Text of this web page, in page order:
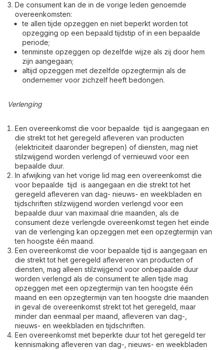
De consument kan de in de vorige leden genoemde
overeenkomsten:
te allen tijde opzeggen en niet beperkt worden tot
opzegging op een bepaald tijdstip of in een bepaalde
periode;
tenminste opzeggen op dezelfde wijze als zij door hem
zijn aangegaan;
altijd opzeggen met dezelfde opzegtermijn als de
ondernemer voor zichzelf heeft bedongen.
Verlenging
Een overeenkomst die voor bepaalde tijd is aangegaan en
die strekt tot het geregeld afleveren van producten
(elektriciteit daaronder begrepen) of diensten, mag niet
stilzwijgend worden verlengd of vernieuwd voor een
bepaalde duur.
In afwijking van het vorige lid mag een overeenkomst die
voor bepaalde tijd is aangegaan en die strekt tot het
geregeld afleveren van dag- nieuws- en weekbladen en
tijdschriften stilzwijgend worden verlengd voor een
bepaalde duur van maximaal drie maanden, als de
consument deze verlengde overeenkomst tegen het einde
van de verlenging kan opzeggen met een opzegtermijn van
ten hoogste één maand.
Een overeenkomst die voor bepaalde tijd is aangegaan en
die strekt tot het geregeld afleveren van producten of
diensten, mag alleen stilzwijgend voor onbepaalde duur
worden verlengd als de consument te allen tijde mag
opzeggen met een opzegtermijn van ten hoogste één
maand en een opzegtermijn van ten hoogste drie maanden
in geval de overeenkomst strekt tot het geregeld, maar
minder dan eenmaal per maand, afleveren van dag-,
nieuws- en weekbladen en tijdschriften.
Een overeenkomst met beperkte duur tot het geregeld ter
kennismaking afleveren van dag-, nieuws- en weekbladen